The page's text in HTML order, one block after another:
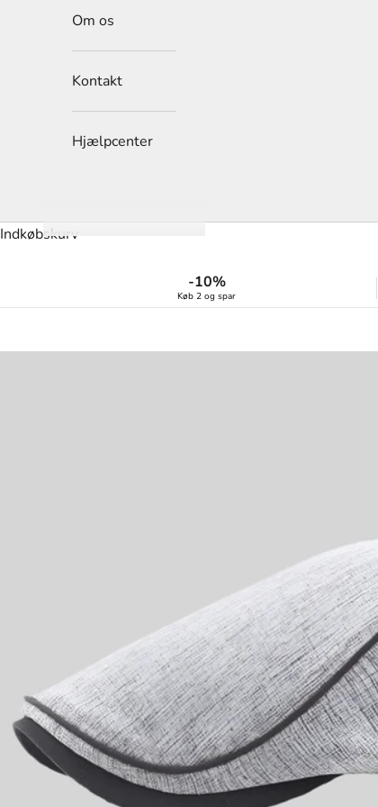
Om os
Kontakt
Hjælpcenter
Indkøbskurv
-10%
Køb 2 og spar